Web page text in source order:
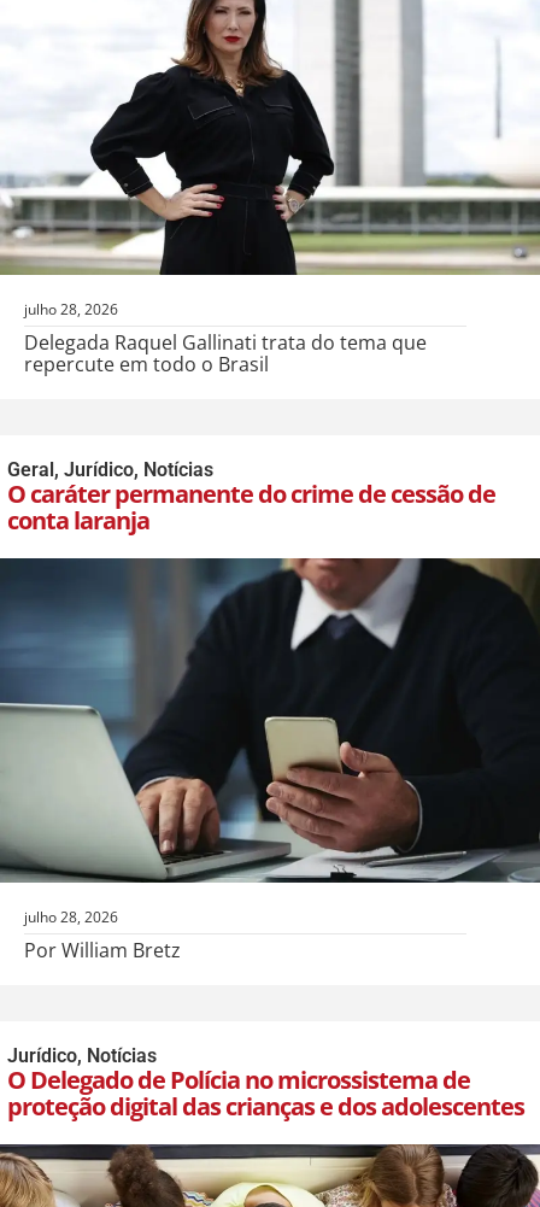
julho 28, 2026
Delegada Raquel Gallinati trata do tema que
repercute em todo o Brasil
Geral, Jurídico, Notícias
O caráter permanente do crime de cessão de
conta laranja
julho 28, 2026
Por William Bretz
Jurídico, Notícias
O Delegado de Polícia no microssistema de
proteção digital das crianças e dos adolescentes